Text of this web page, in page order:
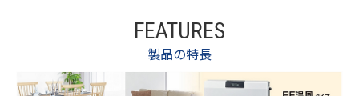
FEATURES
製品の特長